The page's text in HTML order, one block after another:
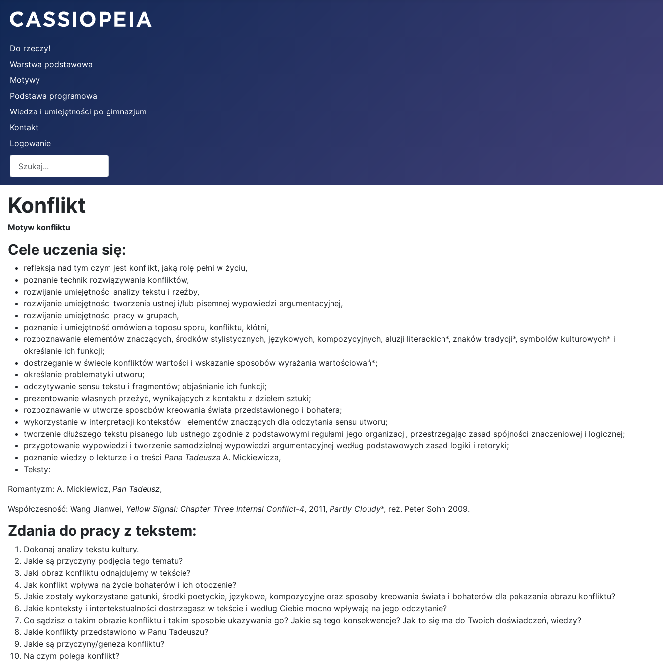
Do rzeczy!
Warstwa podstawowa
Motywy
Podstawa programowa
Wiedza i umiejętności po gimnazjum
Kontakt
Logowanie
Konflikt
Motyw konfliktu
Cele uczenia się:
refleksja nad tym czym jest konflikt, jaką rolę pełni w życiu,
poznanie technik rozwiązywania konfliktów,
rozwijanie umiejętności analizy tekstu i rzeźby,
rozwijanie umiejętności tworzenia ustnej i/lub pisemnej wypowiedzi argumentacyjnej,
rozwijanie umiejętności pracy w grupach,
poznanie i umiejętność omówienia toposu sporu, konfliktu, kłótni,
rozpoznawanie elementów znaczących, środków stylistycznych, językowych, kompozycyjnych, aluzji literackich*, znaków tradycji*, symbolów kulturowych* i
określanie ich funkcji;
dostrzeganie w świecie konfliktów wartości i wskazanie sposobów wyrażania wartościowań*;
określanie problematyki utworu;
odczytywanie sensu tekstu i fragmentów; objaśnianie ich funkcji;
prezentowanie własnych przeżyć, wynikających z kontaktu z dziełem sztuki;
rozpoznawanie w utworze sposobów kreowania świata przedstawionego i bohatera;
wykorzystanie w interpretacji kontekstów i elementów znaczących dla odczytania sensu utworu;
tworzenie dłuższego tekstu pisanego lub ustnego zgodnie z podstawowymi regułami jego organizacji, przestrzegając zasad spójności znaczeniowej i logicznej;
przygotowanie wypowiedzi i tworzenie samodzielnej wypowiedzi argumentacyjnej według podstawowych zasad logiki i retoryki;
poznanie wiedzy o lekturze i o treści Pana Tadeusza A. Mickiewicza,
Teksty:
Romantyzm: A. Mickiewicz, Pan Tadeusz,
Współczesność: Wang Jianwei, Yellow Signal: Chapter Three Internal Conflict-4, 2011, Partly Cloudy*, reż. Peter Sohn 2009.
Zdania do pracy z tekstem:
Dokonaj analizy tekstu kultury.
Jakie są przyczyny podjęcia tego tematu?
Jaki obraz konfliktu odnajdujemy w tekście?
Jak konflikt wpływa na życie bohaterów i ich otoczenie?
Jakie zostały wykorzystane gatunki, środki poetyckie, językowe, kompozycyjne oraz sposoby kreowania świata i bohaterów dla pokazania obrazu konfliktu?
Jakie konteksty i intertekstualności dostrzegasz w tekście i według Ciebie mocno wpływają na jego odczytanie?
Co sądzisz o takim obrazie konfliktu i takim sposobie ukazywania go? Jakie są tego konsekwencje? Jak to się ma do Twoich doświadczeń, wiedzy?
Jakie konflikty przedstawiono w Panu Tadeuszu?
Jakie są przyczyny/geneza konfliktu?
Na czym polega konflikt?